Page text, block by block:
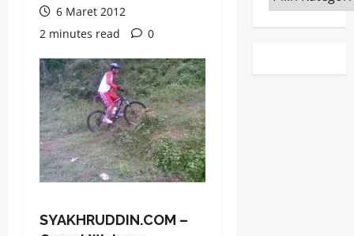
6 Maret 2012
2 minutes read
0
SYAKHRUDDIN.COM –